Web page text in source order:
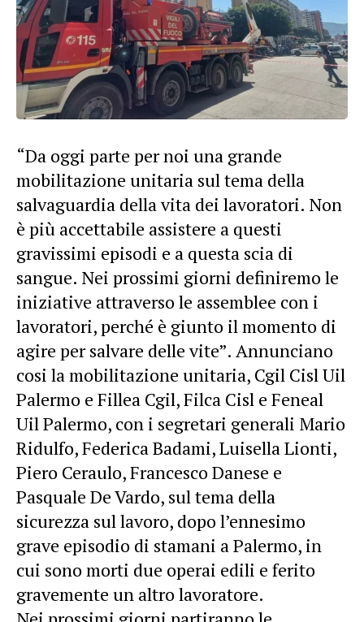
“Da oggi parte per noi una grande
mobilitazione unitaria sul tema della
salvaguardia della vita dei lavoratori. Non
è più accettabile assistere a questi
gravissimi episodi e a questa scia di
sangue. Nei prossimi giorni definiremo le
iniziative attraverso le assemblee con i
lavoratori, perché è giunto il momento di
agire per salvare delle vite”. Annunciano
cosi la mobilitazione unitaria, Cgil Cisl Uil
Palermo e Fillea Cgil, Filca Cisl e Feneal
Uil Palermo, con i segretari generali Mario
Ridulfo, Federica Badami, Luisella Lionti,
Piero Ceraulo, Francesco Danese e
Pasquale De Vardo, sul tema della
sicurezza sul lavoro, dopo l’ennesimo
grave episodio di stamani a Palermo, in
cui sono morti due operai edili e ferito
gravemente un altro lavoratore.